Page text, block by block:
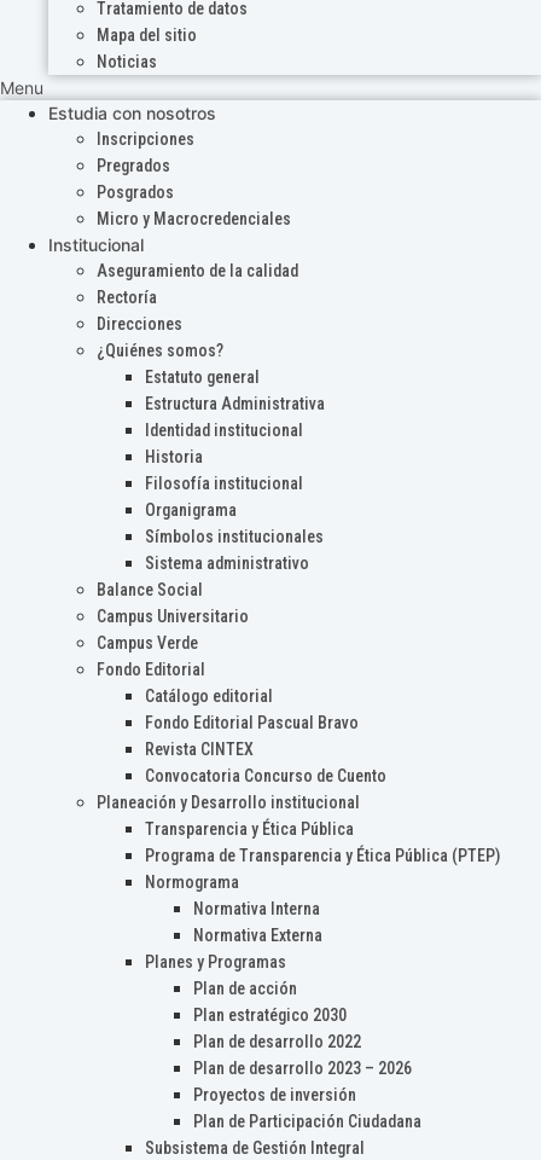
Tratamiento de datos
Mapa del sitio
Noticias
Menu
Estudia con nosotros
Inscripciones
Pregrados
Posgrados
Micro y Macrocredenciales
Institucional
Aseguramiento de la calidad
Rectoría
Direcciones
¿Quiénes somos?
Estatuto general
Estructura Administrativa
Identidad institucional
Historia
Filosofía institucional
Organigrama
Símbolos institucionales
Sistema administrativo
Balance Social
Campus Universitario
Campus Verde
Fondo Editorial
Catálogo editorial
Fondo Editorial Pascual Bravo
Revista CINTEX
Convocatoria Concurso de Cuento
Planeación y Desarrollo institucional
Transparencia y Ética Pública
Programa de Transparencia y Ética Pública (PTEP)
Normograma
Normativa Interna
Normativa Externa
Planes y Programas
Plan de acción
Plan estratégico 2030
Plan de desarrollo 2022
Plan de desarrollo 2023 – 2026
Proyectos de inversión
Plan de Participación Ciudadana
Subsistema de Gestión Integral